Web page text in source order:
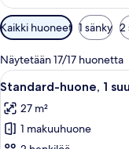
Huoneille
saatavilla
olevia
suodattimia
Kaikki huoneet 1 sänky 2
Näytetään 17/17 huonetta
Avaa
kaikki
huonetyypin
Standard-
6
Standard-huone, 1
27 m²
1 makuuhuone